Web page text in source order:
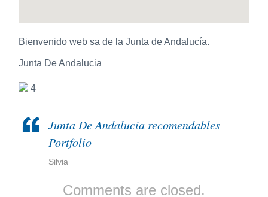
Bienvenido web sa de la Junta de Andalucía.
Junta De Andalucia
4
Junta De Andalucia recomendables
Portfolio
Silvia
Comments are closed.